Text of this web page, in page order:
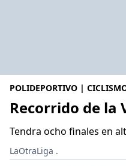
POLIDEPORTIVO |
Recorrido de la
Tendra ocho finales en
LaOtraLiga .